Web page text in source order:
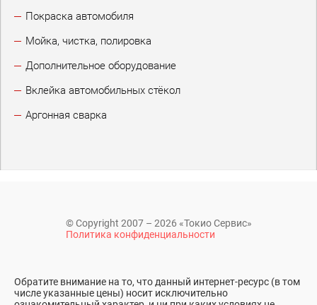
Покраска автомобиля
Мойка, чистка, полировка
Дополнительное оборудование
Вклейка автомобильных стёкол
Аргонная сварка
© Copyright 2007 – 2026 «Токио Сервис»
Политика конфиденциальности
Обратите внимание на то, что данный интернет-ресурс (в том
числе указанные цены) носит исключительно